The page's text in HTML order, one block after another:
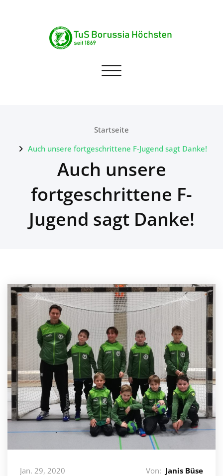
TuS Borussia Höchsten
Navigation umschalten
Startseite
Auch unsere fortgeschrittene F-Jugend sagt Danke!
Auch unsere
fortgeschrittene F-
Jugend sagt Danke!
Jan. 29, 2020 Von: Janis Büse